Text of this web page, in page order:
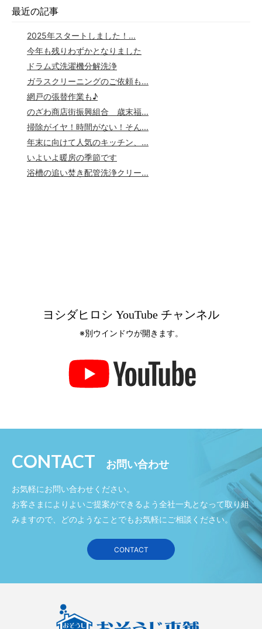
最近の記事
2025年スタートしました！...
今年も残りわずかとなりました
ドラム式洗濯機分解洗浄
ガラスクリーニングのご依頼も...
網戸の張替作業も♪
のざわ商店街振興組合 歳末福...
掃除がイヤ！時間がない！そん...
年末に向けて人気のキッチン、...
いよいよ暖房の季節です
浴槽の追い焚き配管洗浄クリー...
ヨシダヒロシ YouTube チャンネル
※別ウインドウが開きます。
CONTACT お問い合わせ
お気軽にお問い合わせください。
お客さまによりよいご提案ができるよう全社一丸となって取り組
みますので、どのようなことでもお気軽にご相談ください。
CONTACT